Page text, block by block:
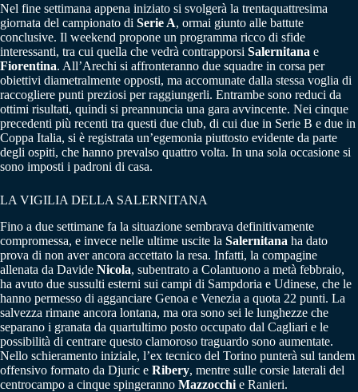
Nel fine settimana appena iniziato si svolgerà la trentaquattresima
giornata del campionato di Serie A, ormai giunto alle battute
conclusive. Il weekend propone un programma ricco di sfide
interessanti, tra cui quella che vedrà contrapporsi Salernitana e
Fiorentina. All’Arechi si affronteranno due squadre in corsa per
obiettivi diametralmente opposti, ma accomunate dalla stessa voglia di
raccogliere punti preziosi per raggiungerli. Entrambe sono reduci da
ottimi risultati, quindi si preannuncia una gara avvincente. Nei cinque
precedenti più recenti tra questi due club, di cui due in Serie B e due in
Coppa Italia, si è registrata un’egemonia piuttosto evidente da parte
degli ospiti, che hanno prevalso quattro volta. In una sola occasione si
sono imposti i padroni di casa.
LA VIGILIA DELLA SALERNITANA
Fino a due settimane fa la situazione sembrava definitivamente
compromessa, e invece nelle ultime uscite la Salernitana ha dato
prova di non aver ancora accettato la resa. Infatti, la compagine
allenata da Davide Nicola, subentrato a Colantuono a metà febbraio,
ha avuto due sussulti esterni sui campi di Sampdoria e Udinese, che le
hanno permesso di agganciare Genoa e Venezia a quota 22 punti. La
salvezza rimane ancora lontana, ma ora sono sei le lunghezze che
separano i granata da quartultimo posto occupato dal Cagliari e le
possibilità di centrare questo clamoroso traguardo sono aumentate.
Nello schieramento iniziale, l’ex tecnico del Torino punterà sul tandem
offensivo formato da Djuric e Ribery, mentre sulle corsie laterali del
centrocampo a cinque spingeranno Mazzocchi e Ranieri.